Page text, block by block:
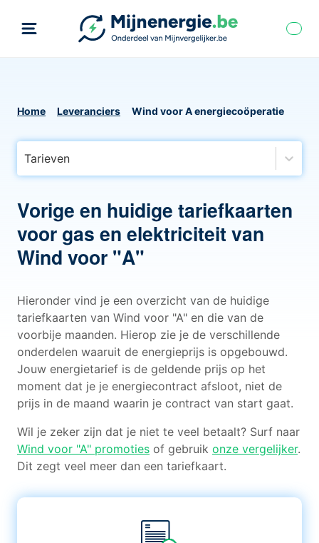
Home Leveranciers Wind voor A energiecoöperatie
Tarieven
Vorige en huidige tariefkaarten
voor gas en elektriciteit van
Wind voor "A"
Hieronder vind je een overzicht van de huidige
tariefkaarten van Wind voor "A" en die van de
voorbije maanden. Hierop zie je de verschillende
onderdelen waaruit de energieprijs is opgebouwd.
Jouw energietarief is de geldende prijs op het
moment dat je je energiecontract afsloot, niet de
prijs in de maand waarin je contract van start gaat.
Wil je zeker zijn dat je niet te veel betaalt? Surf naar
Wind voor "A" promoties of gebruik onze vergelijker.
Dit zegt veel meer dan een tariefkaart.